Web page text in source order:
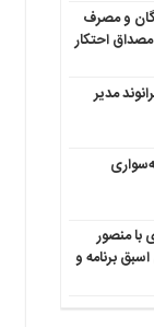
و مصرف
احتکار
مدیر
با منصور
برنامه و